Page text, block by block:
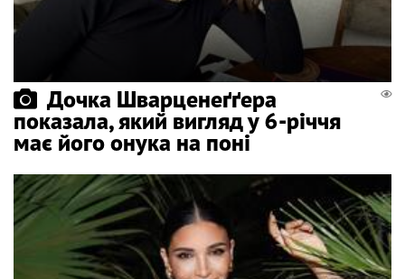
Дочка Шварценеґґера
показала, який вигляд у 6-річчя
має його онука на поні